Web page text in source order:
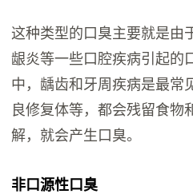
这种类型的口臭主要就是由
龈炎等一些口腔疾病引起的
中，龋齿和牙周疾病是最常
良修复体等，都会残留食物
解，就会产生口臭。
非口源性口臭